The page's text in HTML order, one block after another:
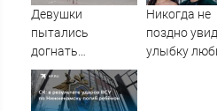
Девушки
пытались
догнать
улетающий
самолет (ВИДЕО)
Никогда не
поздно
улыбку